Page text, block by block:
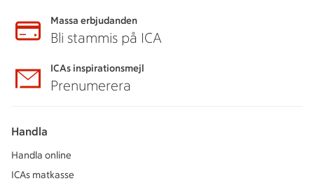
Massa erbjudanden
Bli stammis på ICA
ICAs inspirationsmejl
Prenumerera
Handla
Handla online
ICAs matkasse